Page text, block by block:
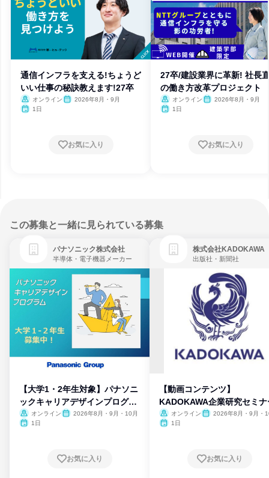
通信インフラを支える!ちょうど
いい仕事の秘訣教えます!27卒
オンライン
2026年8月・9月
1日
お気に入り
27卒/建設業界に革新! 社長
の働き方改革プロジェクト
オンライン
2026年8月・9月
1日
お気に入り
この募集と一緒に見られている募集
パナソニック株式会社
半導体・電子機器メーカー
【大学1・2年生対象】パナソニ
ックキャリアデザインプログラ
ム
オンライン
2026年8月・9月・10月
1日
お気に入り
株式会社KADOKAWA
出版社・新聞社
【動画コンテンツ】
KADOKAWA企業研究セミナ
オンライン
2026年8月・9月・
1日
お気に入り